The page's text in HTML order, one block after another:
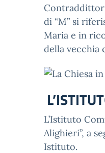
di “M” si
Maria e in
della vecchia
L’Istituto
Alighieri”, a
Istituto.